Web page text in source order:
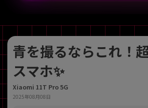
青を撮るならこれ！
スマホ✨
Xiaomi 11T Pro 5G
2025年08月08日
除外ワード
人気の検索ワード：Let's noteEliteBookMacBook
カテゴリー
商品ジャンルの絞り込み
「スマートフォン」「タブレット」など